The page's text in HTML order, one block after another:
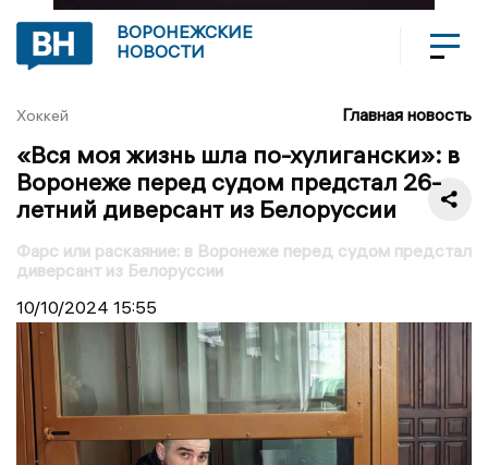
ВОРОНЕЖСКИЕ
НОВОСТИ
Хоккей Главная новость
«Вся моя жизнь шла по-хулигански»: в
Воронеже перед судом предстал 26-
летний диверсант из Белоруссии
Фарс или раскаяние: в Воронеже перед судом предстал
диверсант из Белоруссии
10/10/2024 15:55